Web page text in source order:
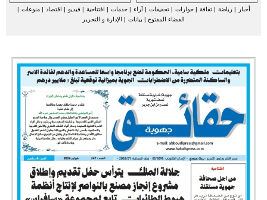
أخبار |رياضة |ثقافة |حوارات |تحقيقات | آراء |خدمات | افتتاحية | فيديو | اقتصاد |منوعات |
الفضاء المفتوح | بيانات | الإدارة و التحرير